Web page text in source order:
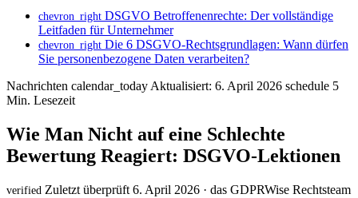
chevron_right DSGVO Betroffenenrechte: Der vollständige
Leitfaden für Unternehmer
chevron_right Die 6 DSGVO-Rechtsgrundlagen: Wann dürfen
Sie personenbezogene Daten verarbeiten?
Nachrichten calendar_today Aktualisiert: 6. April 2026 schedule 5
Min. Lesezeit
Wie Man Nicht auf eine Schlechte
Bewertung Reagiert: DSGVO-Lektionen
verified Zuletzt überprüft 6. April 2026 · das GDPRWise Rechtsteam